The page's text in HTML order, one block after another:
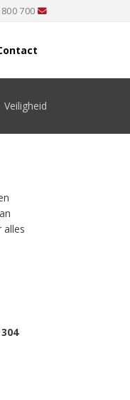
700
Veiligheid
alles
304